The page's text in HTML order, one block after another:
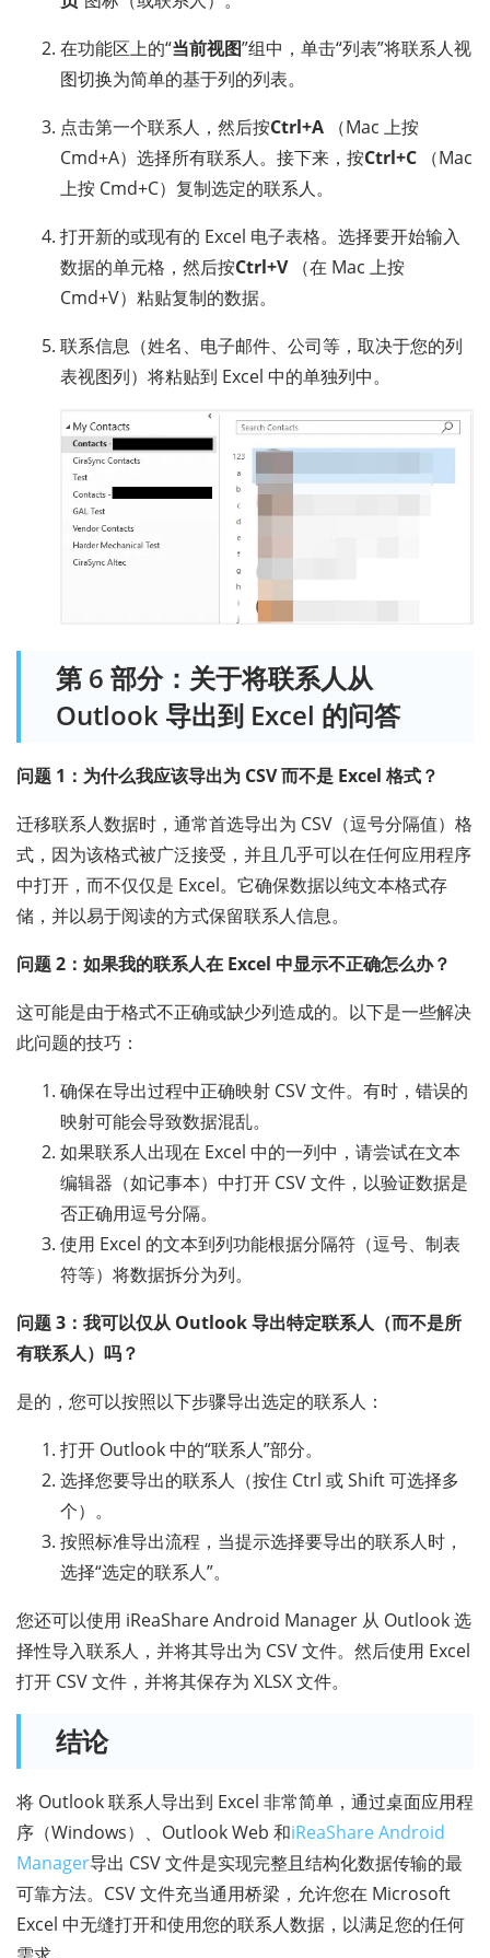
在功能区上的“当前视图”组中，单击“列表”将联系人视
图切换为简单的基于列的列表。
点击第一个联系人，然后按Ctrl+A （Mac 上按
Cmd+A）选择所有联系人。接下来，按Ctrl+C （Mac
上按 Cmd+C）复制选定的联系人。
打开新的或现有的 Excel 电子表格。选择要开始输入
数据的单元格，然后按Ctrl+V（在 Mac 上按
Cmd+V）粘贴复制的数据。
联系信息（姓名、电子邮件、公司等，取决于您的列
表视图列）将粘贴到 Excel 中的单独列中。
第 6 部分：关于将联系人从
Outlook 导出到 Excel 的问答
问题 1：为什么我应该导出为 CSV 而不是 Excel 格式？
迁移联系人数据时，通常首选导出为 CSV（逗号分隔值）格
式，因为该格式被广泛接受，并且几乎可以在任何应用程序
中打开，而不仅仅是 Excel。它确保数据以纯文本格式存
储，并以易于阅读的方式保留联系人信息。
问题 2：如果我的联系人在 Excel 中显示不正确怎么办？
这可能是由于格式不正确或缺少列造成的。以下是一些解决
此问题的技巧：
确保在导出过程中正确映射 CSV 文件。有时，错误的
映射可能会导致数据混乱。
如果联系人出现在 Excel 中的一列中，请尝试在文本
编辑器（如记事本）中打开 CSV 文件，以验证数据是
否正确用逗号分隔。
使用 Excel 的文本到列功能根据分隔符（逗号、制表
符等）将数据拆分为列。
问题 3：我可以仅从 Outlook 导出特定联系人（而不是所
有联系人）吗？
是的，您可以按照以下步骤导出选定的联系人：
打开 Outlook 中的“联系人”部分。
选择您要导出的联系人（按住 Ctrl 或 Shift 可选择多
个）。
按照标准导出流程，当提示选择要导出的联系人时，
选择“选定的联系人”。
您还可以使用 iReaShare Android Manager 从 Outlook 选
择性导入联系人，并将其导出为 CSV 文件。然后使用 Excel
打开 CSV 文件，并将其保存为 XLSX 文件。
结论
将 Outlook 联系人导出到 Excel 非常简单，通过桌面应用程
序（Windows）、Outlook Web 和iReaShare Android
Manager导出 CSV 文件是实现完整且结构化数据传输的最
可靠方法。CSV 文件充当通用桥梁，允许您在 Microsoft
Excel 中无缝打开和使用您的联系人数据，以满足您的任何